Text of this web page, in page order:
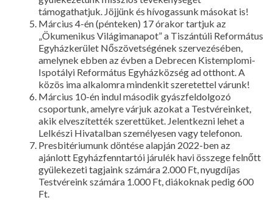
támogathatjuk. Jöjjünk és hívogassunk másokat is!
Március 4-én (pénteken) 17 órakor tartjuk az
„Ökumenikus Világimanapot” a Tiszántúli Református
Egyházkerület Nőszövetségének szervezésében,
amelynek ebben az évben a Debrecen Kistemplomi-
Ispotályi Református Egyházközség ad otthont. A
közös ima alkalomra mindenkit szeretettel várunk!
Március 10-én indul második gyászfeldolgozó
csoportunk, amelyre várjuk azokat a Testvéreinket,
akik elveszítették szerettüket. Jelentkezni lehet a
Lelkészi Hivatalban személyesen vagy telefonon.
Presbitériumunk döntése alapján 2022-ben az
ajánlott Egyházfenntartói járulék havi összege felnőtt
gyülekezeti tagjaink számára 2.000 Ft, nyugdíjas
Testvéreink számára 1.000 Ft, diákoknak pedig 600
Ft.